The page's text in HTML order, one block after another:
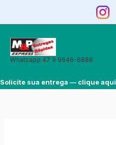
conteúdo
Whatsapp 47 9 9646-6888
Solicite sua entrega — clique aqui